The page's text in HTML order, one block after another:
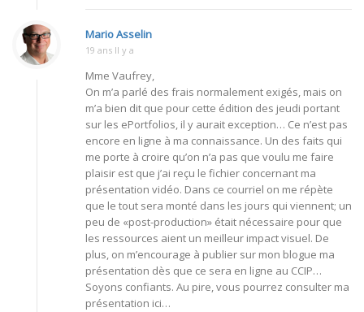
Mario Asselin
19 ans Il y a
Mme Vaufrey,
On m’a parlé des frais normalement exigés, mais on
m’a bien dit que pour cette édition des jeudi portant
sur les ePortfolios, il y aurait exception… Ce n’est pas
encore en ligne à ma connaissance. Un des faits qui
me porte à croire qu’on n’a pas que voulu me faire
plaisir est que j’ai reçu le fichier concernant ma
présentation vidéo. Dans ce courriel on me répète
que le tout sera monté dans les jours qui viennent; un
peu de «post-production» était nécessaire pour que
les ressources aient un meilleur impact visuel. De
plus, on m’encourage à publier sur mon blogue ma
présentation dès que ce sera en ligne au CCIP…
Soyons confiants. Au pire, vous pourrez consulter ma
présentation ici…